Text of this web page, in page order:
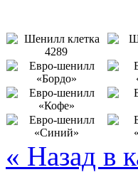
« Назад в